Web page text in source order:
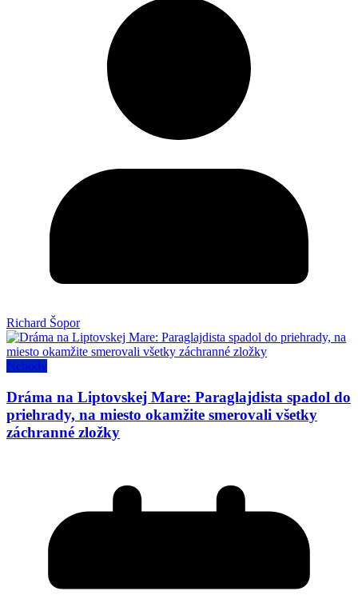
Richard Šopor
Nehody
Dráma na Liptovskej Mare: Paraglajdista spadol do
priehrady, na miesto okamžite smerovali všetky
záchranné zložky